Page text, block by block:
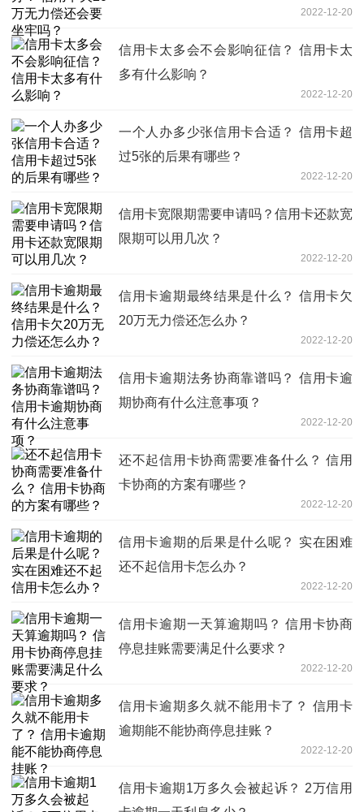
2022-12-20
信用卡太多会不会影响征信？ 信用卡太
多有什么影响？
2022-12-20
一个人办多少张信用卡合适？ 信用卡超
过5张的后果有哪些？
2022-12-20
信用卡宽限期需要申请吗？信用卡还款宽
限期可以用几次？
2022-12-20
信用卡逾期最终结果是什么？ 信用卡欠
20万无力偿还怎么办？
2022-12-20
信用卡逾期法务协商靠谱吗？ 信用卡逾
期协商有什么注意事项？
2022-12-20
还不起信用卡协商需要准备什么？ 信用
卡协商的方案有哪些？
2022-12-20
信用卡逾期的后果是什么呢？ 实在困难
还不起信用卡怎么办？
2022-12-20
信用卡逾期一天算逾期吗？ 信用卡协商
停息挂账需要满足什么要求？
2022-12-20
信用卡逾期多久就不能用卡了？ 信用卡
逾期能不能协商停息挂账？
2022-12-20
信用卡逾期1万多久会被起诉？ 2万信用